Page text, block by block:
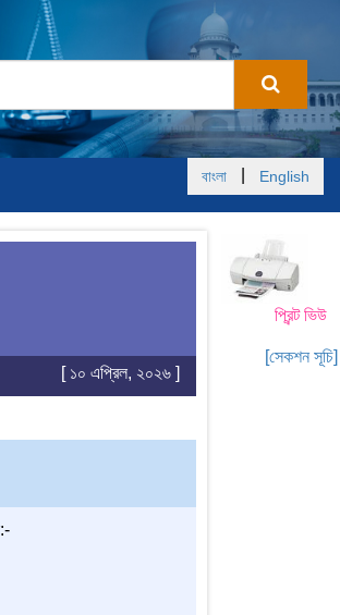
বাংলা English
প্রিন্ট ভিউ
[সেকশন সূচি]
[ ১০ এপ্রিল, ২০২৬ ]